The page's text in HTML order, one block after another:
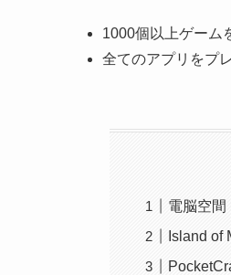
1000個以上ゲーム
全てのアプリをプ
電脳空間
Island of